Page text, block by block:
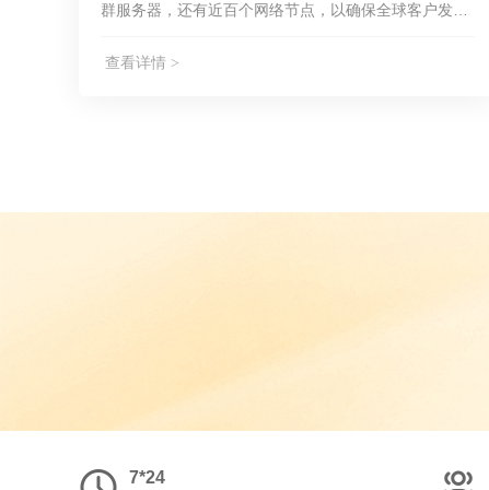
群服务器，还有近百个网络节点，以确保全球客户发送
查看详情 >
7*24